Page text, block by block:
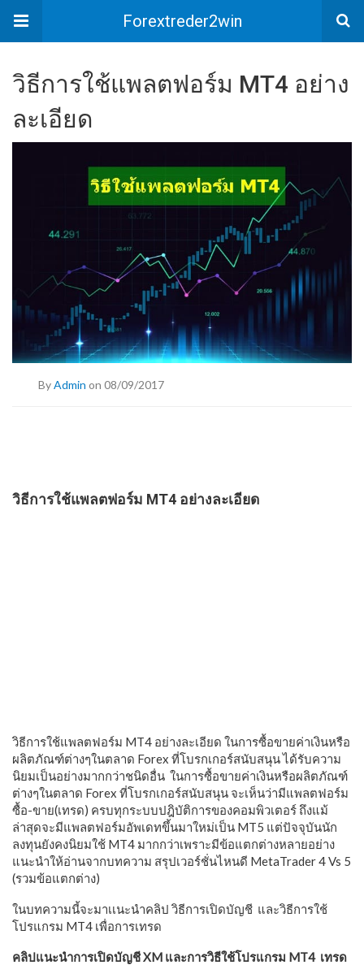
Forextreder2win
วิธีการใช้แพลตฟอร์ม MT4 อย่าง
ละเอียด
ByAdmin on 08/09/2017
วิธีการใช้แพลตฟอร์ม MT4 อย่างละเอียด
วิธีการใช้แพลตฟอร์ม MT4 อย่างละเอียด ในการซื้อขายค่าเงินหรือ
ผลิตภัณฑ์ต่างๆในตลาด Forex ที่โบรกเกอร์สนับสนุน ได้รับความ
นิยมเป็นอย่างมากกว่าชนิดอื่น ในการซื้อขายค่าเงินหรือผลิตภัณฑ์
ต่างๆในตลาด Forex ที่โบรกเกอร์สนับสนุน จะเห็นว่ามีแพลตฟอร์ม
ซื้อ-ขาย(เทรด) ครบทุกระบบปฎิบัติการของคอมพิวเตอร์ ถึงแม้
ล่าสุดจะมีแพลตฟอร์มอัพเดทขึ้นมาใหม่เป็น MT5 แต่ปัจจุบันนัก
ลงทุนยังคงนิยมใช้ MT4 มากกว่าเพราะมีข้อแตกต่างหลายอย่าง
แนะนำให้อ่านจากบทความ สรุปเวอร์ชั่นไหนดี MetaTrader 4 Vs 5
(รวมข้อแตกต่าง)
ในบทความนี้จะมาเเนะนำคลิป วิธีการเปิดบัญชี และวิธีการใช้
โปรแกรม MT4 เพื่อการเทรด
คลิปแนะนำการเปิดบัญชี XM และการวิธีใช้โปรแกรม MT4 เทรด